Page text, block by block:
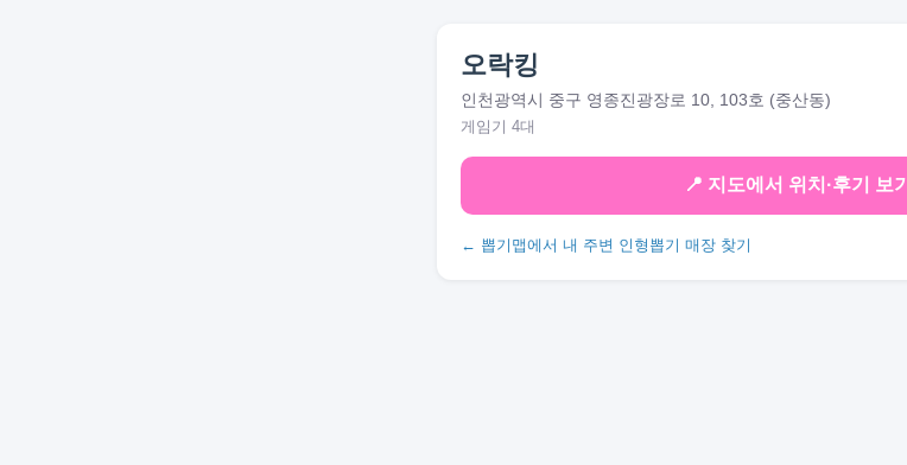
오락킹
인천광역시 중구 영종진광장로 10, 103호 (중산동)
게임기 4대
📍 지도에서 위치·후기 보기
← 뽑기맵에서 내 주변 인형뽑기 매장 찾기